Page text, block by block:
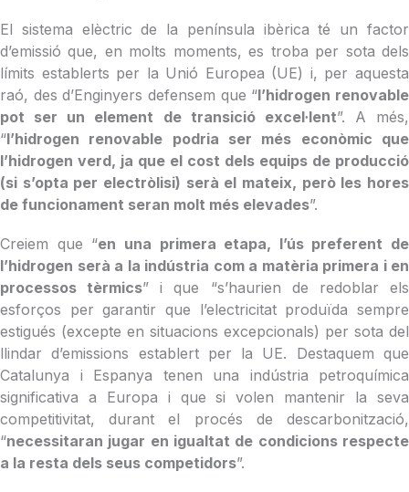
El sistema elèctric de la península ibèrica té un factor
d’emissió que, en molts moments, es troba per sota dels
límits establerts per la Unió Europea (UE) i, per aquesta
raó, des d’Enginyers defensem que “l’hidrogen renovable
pot ser un element de transició excel·lent”. A més,
“l’hidrogen renovable podria ser més econòmic que
l’hidrogen verd, ja que el cost dels equips de producció
(si s’opta per electròlisi) serà el mateix, però les hores
de funcionament seran molt més elevades”.
Creiem que “en una primera etapa, l’ús preferent de
l’hidrogen serà a la indústria com a matèria primera i en
processos tèrmics” i que “s’haurien de redoblar els
esforços per garantir que l’electricitat produïda sempre
estigués (excepte en situacions excepcionals) per sota del
llindar d’emissions establert per la UE. Destaquem que
Catalunya i Espanya tenen una indústria petroquímica
significativa a Europa i que si volen mantenir la seva
competitivitat, durant el procés de descarbonització,
“necessitaran jugar en igualtat de condicions respecte
a la resta dels seus competidors”.